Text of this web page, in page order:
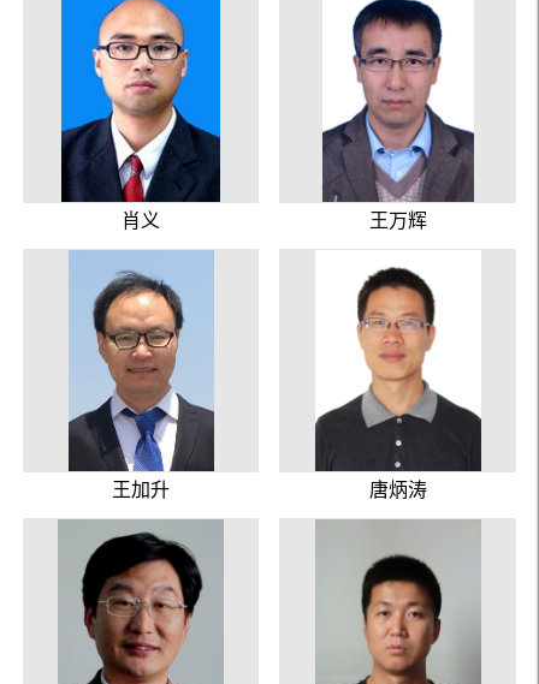
肖义 王万辉
王加升 唐炳涛